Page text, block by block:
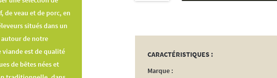
de veau et de porc, en
situés dans un
de notre
viande est de qualité
de bêtes nées et
aux
CARACTÉRISTIQUES :
Marque :